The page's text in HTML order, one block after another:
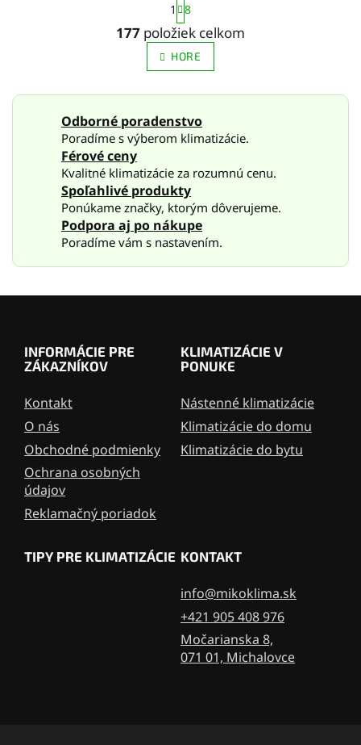
O
v
l
á
a
i
e
r
v
k
y
v
ý
s
t
r
á
n
k
v
n
i
1 8
177 položiek celkom
HORE
Odborné poradenstvo
Poradíme s výberom klimatizácie.
Férové ceny
Kvalitné klimatizácie za rozumnú cenu.
Spoľahlivé produkty
Ponúkame značky, ktorým dôverujeme.
Podpora aj po nákupe
Poradíme vám s nastavením.
INFORMÁCIE PRE
ZÁKAZNÍKOV
Kontakt
O nás
Obchodné podmienky
Ochrana osobných
údajov
Reklamačný poriadok
KLIMATIZÁCIE V
PONUKE
Nástenné klimatizácie
Klimatizácie do domu
Klimatizácie do bytu
TIPY PRE KLIMATIZÁCIE KONTAKT
info@mikoklima.sk
+421 905 408 976
Močarianska 8,
071 01, Michalovce